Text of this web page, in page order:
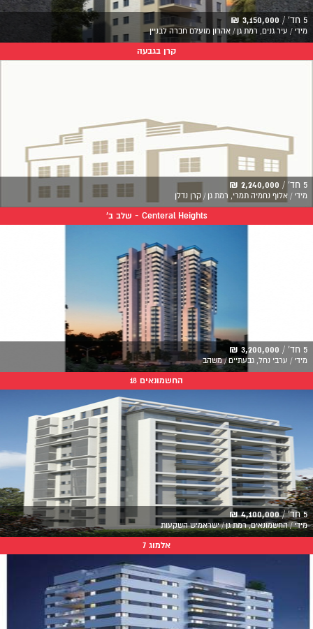
5 חד' / 3,150,000 ₪
מידי / עיר גנים, רמת גן / אהרון מועלם חברה לבניין
קרן בגבעה
5 חד' / 2,240,000 ₪
מידי / אלוף נחמיה תמרי, רמת גן / קרן נדלן
Centeral Heights - שלב ב'
5 חד' / 3,200,000 ₪
מידי / ערבי נחל, גבעתיים / משהב
החשמונאים 18
5 חד' / 4,100,000 ₪
מידי / החשמונאים, רמת גן / ישראמיש השקעות
אלמוג 7